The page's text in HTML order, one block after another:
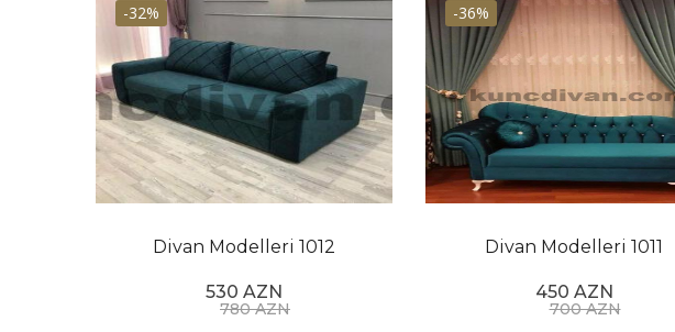
-32%
Divan Modelleri 1012
530 AZN
780 AZN
-36%
Divan Modelleri 1011
450 AZN
700 AZN